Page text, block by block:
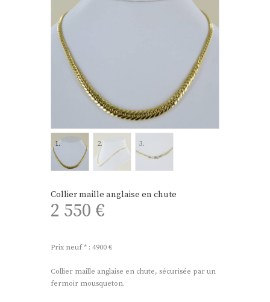
Collier maille anglaise en chute
2 550 €
Prix neuf * : 4900 €
Collier maille anglaise en chute, sécurisée par un
fermoir mousqueton.